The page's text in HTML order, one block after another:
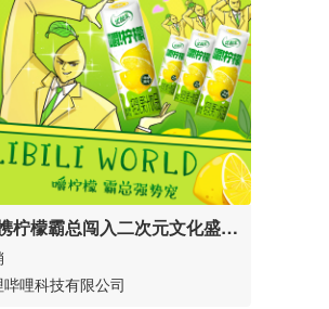
柠檬霸总闯入二次元文化盛会B
强势宠粉霸道破圈
哩科技有限公司